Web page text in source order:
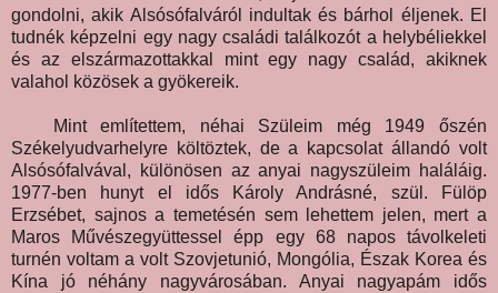
gondolni, akik Alsósófalváról indultak és bárhol éljenek. El
tudnék képzelni egy nagy családi találkozót a helybéliekkel
és az elszármazottakkal mint egy nagy család, akiknek
valahol közösek a gyökereik.
Mint említettem, néhai Szüleim még 1949 őszén
Székelyudvarhelyre költöztek, de a kapcsolat állandó volt
Alsósófalvával, különösen az anyai nagyszüleim haláláig.
1977-ben hunyt el idős Károly Andrásné, szül. Fülöp
Erzsébet, sajnos a temetésén sem lehettem jelen, mert a
Maros Művészegyüttessel épp egy 68 napos távolkeleti
turnén voltam a volt Szovjetunió, Mongólia, Észak Korea és
Kína jó néhány nagyvárosában. Anyai nagyapám idős